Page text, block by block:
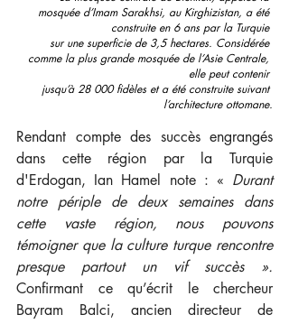
mosquée d’Imam Sarakhsi, au Kirghizistan, a été
construite en 6 ans par la Turquie
sur une superficie de 3,5 hectares. Considérée
comme la plus grande mosquée de l’Asie Centrale,
elle peut contenir
jusqu’à 28 000 fidèles et a été construite suivant
l’architecture ottomane.
Rendant compte des succès engrangés
dans cette région par la Turquie
d'Erdogan, Ian Hamel note : « Durant
notre périple de deux semaines dans
cette vaste région, nous pouvons
témoigner que la culture turque rencontre
Confirmant ce qu’écrit le chercheur
Bayram Balci, ancien directeur de